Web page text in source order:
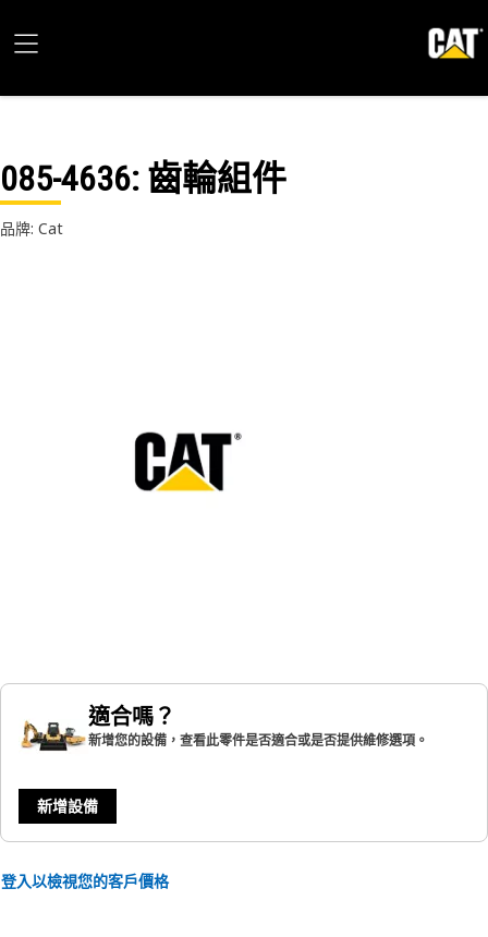
085-4636: 齒輪組件
品牌: Cat
適合嗎？
新增您的設備，查看此零件是否適合或是否提供維修選項。
新增設備
登入以檢視您的客戶價格